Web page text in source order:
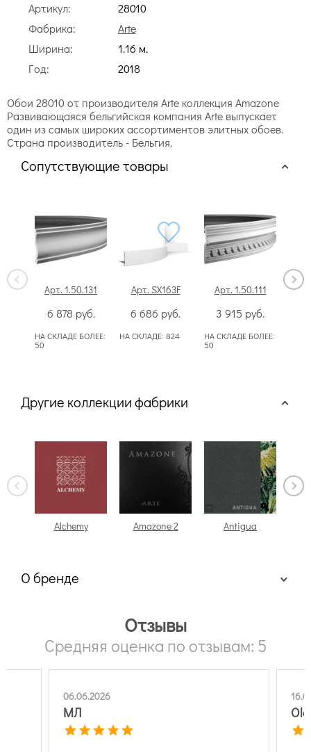
Артикул:
28010
Фабрика:
Arte
Ширина:
1.16 м.
Год:
2018
Обои 28010 от производителя Arte коллекция Amazone
Развивающаяся бельгийская компания Arte выпускает
один из самых широких ассортиментов элитных обоев.
Страна производитель - Бельгия.
Сопутствующие товары
Арт. 1.50.131
6 878 руб.
НА СКЛАДЕ БОЛЕЕ:
50
Арт. SX163F
6 686 руб.
НА СКЛАДЕ: 824
Арт. 1.50.111
3 915 руб.
НА СКЛАДЕ БОЛЕЕ:
50
Другие коллекции фабрики
Alchemy Amazone 2 Antigua
О бренде
Отзывы
Средняя оценка по отзывам: 5
06.06.2026
МЛ